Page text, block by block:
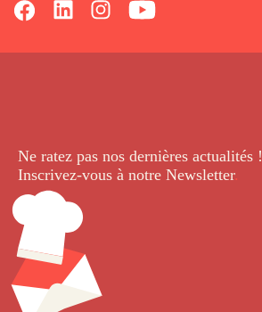
Ne ratez pas nos dernières actualités !
Inscrivez-vous à notre Newsletter.